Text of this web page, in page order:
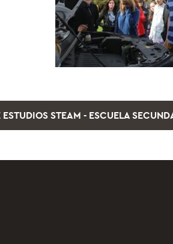
ESTUDIOS STEAM - ESCUELA